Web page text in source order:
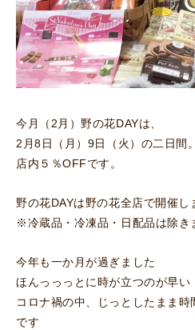
今月（2月）野の花DAYは、
2月8日（月）9日（火）の二日間。
店内５％OFFです。
野の花DAYは野の花全店で開催し
※冷蔵品・冷凍品・日配品は除き
今年も一か月が過ぎました
ほんっっっとに時が立つのが早い
コロナ禍の中、じっとしたまま
です